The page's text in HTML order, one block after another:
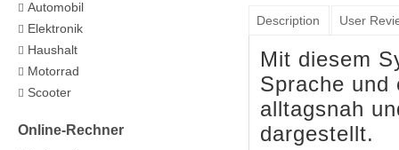
Description User
Mit diesem
Sprache und
alltagsnah
dargestellt.
Automobil
Elektronik
Haushalt
Motorrad
Scooter
Online-Rechner